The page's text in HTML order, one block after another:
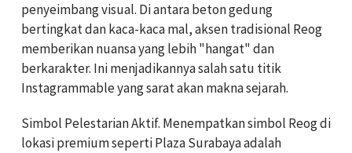
penyeimbang visual. Di antara beton gedung
bertingkat dan kaca-kaca mal, aksen tradisional Reog
memberikan nuansa yang lebih "hangat" dan
berkarakter. Ini menjadikannya salah satu titik
Instagrammable yang sarat akan makna sejarah.
Simbol Pelestarian Aktif. Menempatkan simbol Reog di
lokasi premium seperti Plaza Surabaya adalah